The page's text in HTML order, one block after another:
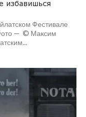
избавишься
Фестивале
— © Максим